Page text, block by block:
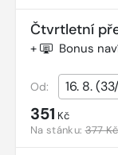
Čtvrtletní
+ Bonus
Od:
351 Kč
Na stánku:377 Kč